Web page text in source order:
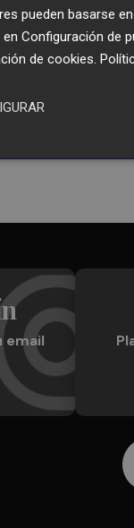
email
pueden basarse
Configuración de
de cookies